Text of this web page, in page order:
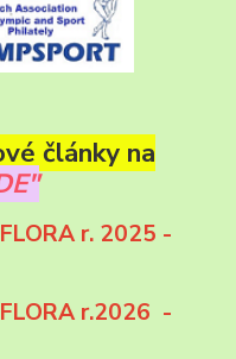
články na
r. 2025 -
r.2026 -